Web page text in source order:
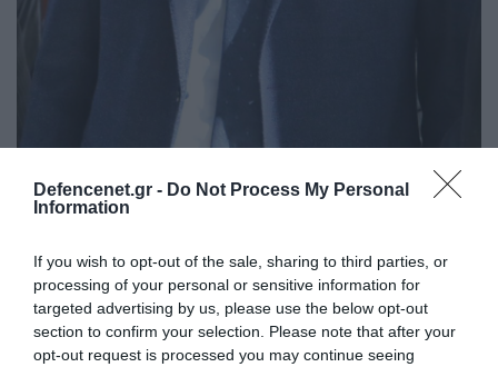
Defencenet.gr - Do Not Process My Personal
Information
If you wish to opt-out of the sale, sharing to third parties, or
processing of your personal or sensitive information for
targeted advertising by us, please use the below opt-out
section to confirm your selection. Please note that after your
opt-out request is processed you may continue seeing